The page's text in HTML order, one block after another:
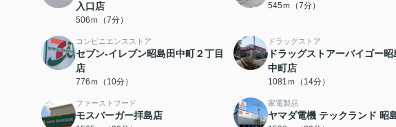
入口店
506ｍ（7分）
545ｍ（7分）
コンビニエンスストア
セブン-イレブン昭島田中町２丁目
店
776ｍ（10分）
ドラッグストア
ドラッグストアーバイゴー昭
中町店
1081ｍ（14分）
ファーストフード
モスバーガー拝島店
家電製品
ヤマダ電機 テックランド 昭